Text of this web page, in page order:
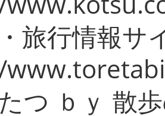
旅行情報サ
つ ｂｙ 散